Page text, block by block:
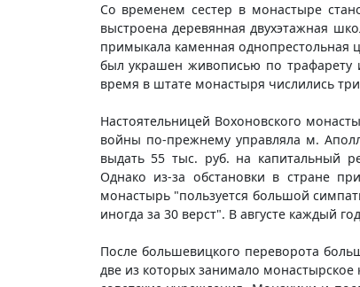
Со временем сестер в монастыре
выстроена деревянная двухэтажная
примыкала каменная однопрестольная
был украшен живописью по
время в штате монастыря числились
Настоятельницей Вохоновского
войны по-прежнему управляла м.
выдать 55 тыс. руб. на капитальный
Однако из-за обстановки в стране
монастырь "пользуется большой
иногда за 30 верст". В августе каждый
После большевицкого переворота
две из которых занимало